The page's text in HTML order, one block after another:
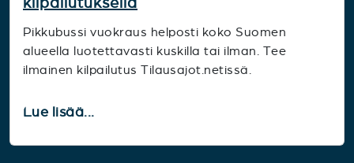
Pikkubussi vuokraus helposti koko Suomen
alueella luotettavasti kuskilla tai ilman. Tee
ilmainen kilpailutus Tilausajot.netissä.
Lue lisää...